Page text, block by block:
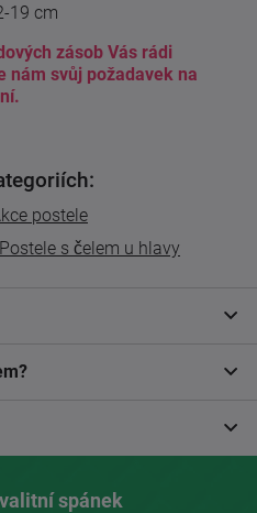
19 cm
zásob Vás rádi
nám svůj požadavek na
postele
Postele s čelem u hlavy
spánek